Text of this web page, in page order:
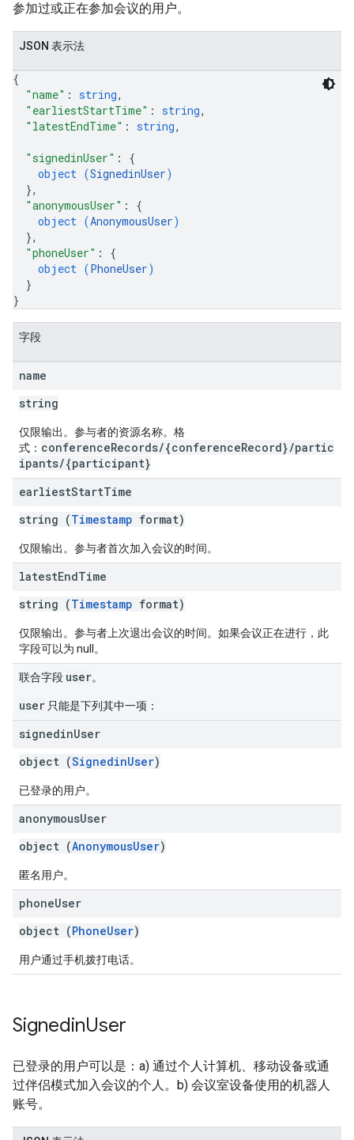
参加过或正在参加会议的用户。
JSON 表示法
{
"name" : string,
"earliestStartTime" : string,
"latestEndTime" : string,
"signedinUser" : {
object (SignedinUser)
},
"anonymousUser" : {
object (AnonymousUser)
},
"phoneUser" : {
object (PhoneUser)
}
}
字段
name
string
仅限输出。参与者的资源名称。格
式： conferenceRecords/{conferenceRecord}/partic
ipants/{participant}
earliestStartTime
string (Timestamp format)
仅限输出。参与者首次加入会议的时间。
latestEndTime
string (Timestamp format)
仅限输出。参与者上次退出会议的时间。如果会议正在进行，此
字段可以为 null。
联合字段 user。
user 只能是下列其中一项：
signedinUser
object (SignedinUser)
已登录的用户。
anonymousUser
object (AnonymousUser)
匿名用户。
phoneUser
object (PhoneUser)
用户通过手机拨打电话。
SignedinUser
已登录的用户可以是：a) 通过个人计算机、移动设备或通
过伴侣模式加入会议的个人。b) 会议室设备使用的机器人
账号。